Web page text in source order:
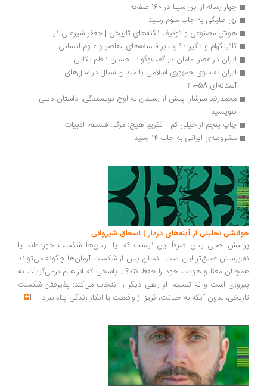
چهار رساله از ابن سینا در 160 صفحه
زی طلبگی به چاپ سوم رسید
هوش مصنوعی و توقیف نکته‌های تاریخی | جعفر شیرعلی نیا
کاتینگهام و تأثیر دکارت بر فلسفه‌های معاصر و علوم انسانی
ایران در عصر امامان در گفت‌وگو با احسان ناظم بکایی
آستانه‌ای 58-60
ننویسید
چاپ پنجم از خیلی کم... تقریبا هیچ: مرگ، فلسفه، ادبیات
مشروطه‌ی ایرانی به چاپ ۱۴ رسید
خوانشی تحلیلی از آینه‌های دردار | اسحاق شیروانی
پرسش اصلی رمان صرفاً این نیست که آیا آرمان‌ها شکست خورده‌اند یا
نه.پرسش عمیق‌تر این است: انسان پس از شکست آرمان‌ها چگونه می‌تواند
همچنان معنا و هویت خود را حفظ کند؟... پاسخی که ابراهیم برمی‌گزیند، نه
پیروزی است و نه تسلیم. او راهی دیگر را انتخاب می‌کند: پذیرفتن شکست
تاریخی، بدون آنکه به خیانت، گریز از واقعیت یا انکار زندگی پناه ببرد ...